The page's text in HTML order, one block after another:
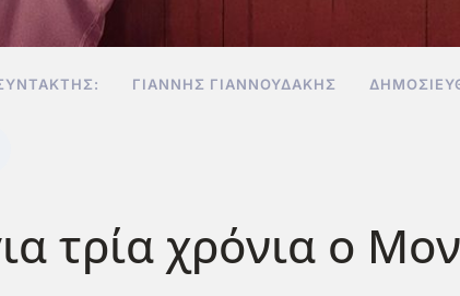
ΓΙΆΝΝΗΣ ΓΙΑΝΝΟΥΔΆΚΗΣ
τρία χρόνια ο